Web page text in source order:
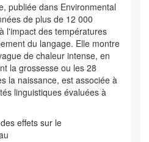
publiée dans Environmental
de plus de 12 000
l'impact des températures
du langage. Elle montre
de chaleur intense, en
la grossesse ou les 28
la naissance, est associée à
linguistiques évaluées à
effets sur le